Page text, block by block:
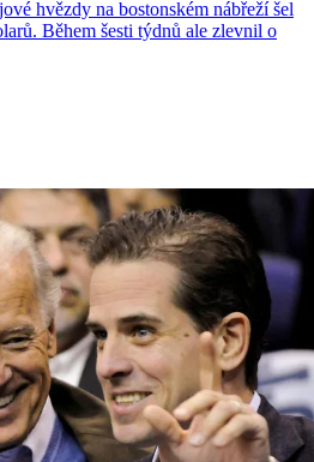
hvězdy na bostonském nábřeží šel
Během šesti týdnů ale zlevnil o